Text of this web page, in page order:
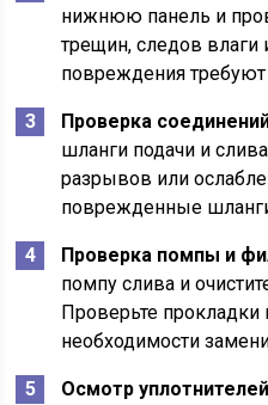
нижнюю панель и
трещин, следов
повреждения
Проверка
шланги подачи и
разрывов или
поврежденные
Проверка помпы и
помпу слива и
Проверьте прокладки
необходимости
Осмотр